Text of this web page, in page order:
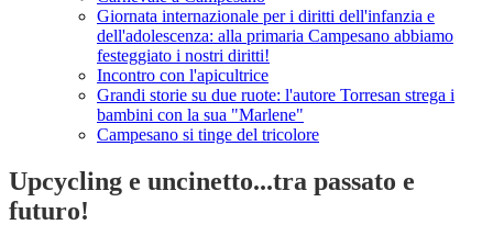
Giornata internazionale per i diritti dell'infanzia e
dell'adolescenza: alla primaria Campesano abbiamo
festeggiato i nostri diritti!
Incontro con l'apicultrice
Grandi storie su due ruote: l'autore Torresan strega i
bambini con la sua "Marlene"
Campesano si tinge del tricolore
Upcycling e uncinetto...tra passato e
futuro!